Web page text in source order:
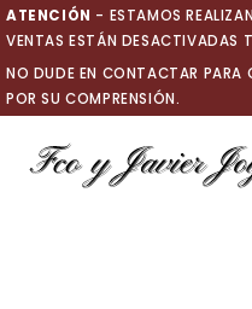
Ir
al
contenido
ATENCIÓN - ESTAMOS
VENTAS ESTÁN DESACTIVADAS
NO DUDE EN CONTACTAR PARA
POR SU COMPRENSIÓN.